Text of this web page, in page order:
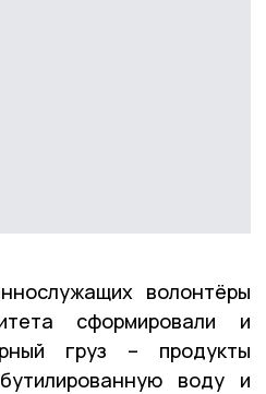
волонтёры
сформировали и
груз – продукты
воду и